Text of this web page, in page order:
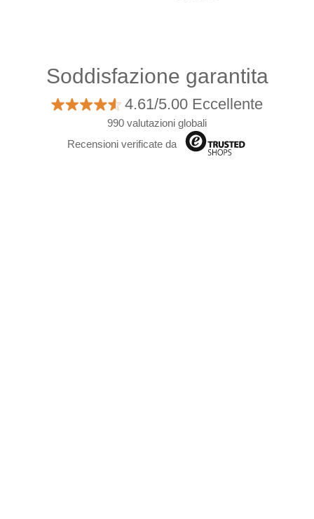
Soddisfazione garantita
4.61/5.00 Eccellente
990 valutazioni globali
Recensioni verificate da